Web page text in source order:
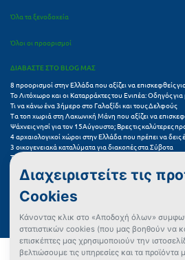
Ο
Ορεινή Αρκαδία
Ορεινή Ναυπακτία
Π
Πάλαιρος
Παξοί
Παραλία Κατερίνης
Παράλιο Άστρος
Όλα τα ξενοδοχεία
Όλοι οι προορισμοί
ΔΙΑΒΑΣΤΕ ΣΤΟ BLOG ΜΑΣ
8 προορισμοί στην Ελλάδα που αξίζει να επισκεφθείς
Το Λιτόχωρο και οι Καταρράκτες του Ενιπέα: Οδηγός
Τι να κάνω ένα 3ήμερο στο Γαλαξίδι και τους Δελφούς
Τα τοπ χωριά στη Λακωνική Μάνη που αξίζει να
Ψάχνεις νησί για τον 15Αύγουστο; Βρες τις καλύτερες
4 αρχαιολογικοί χώροι στην Ελλάδα που πρέπει να
3 οικογενειακά καταλύματα για διακοπές στα Σύβοτα
Τα 11 καλύτερα καλοκαιρινά resorts στην Ελλάδα
7 μικρά ελληνικά νησιά για αξέχαστες καλοκαιρινές
5+1 ινσταγκραμικές παραλίες στην Ελλάδα που αξίζουν
Συχνές Ερωτήσεις (FAQs) για Ξενοδοχεία
Όροι χρήσης Πολιτική Προστασίας